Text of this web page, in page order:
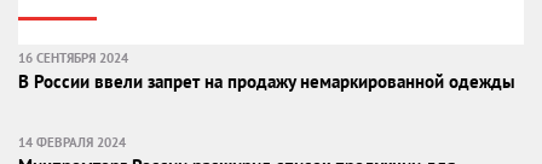
16 СЕНТЯБРЯ 2024
В России ввели запрет на продажу немаркированной одежды
14 ФЕВРАЛЯ 2024